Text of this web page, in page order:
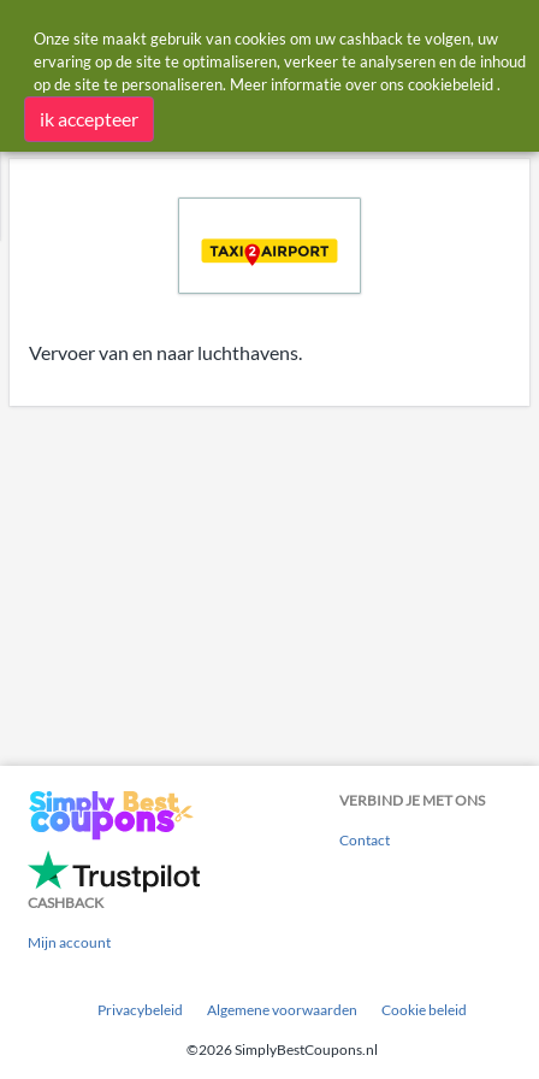
Startpagina Winkels Taxi2Airport
Taxi2Airport cashback
Vervoer van en naar luchthavens.
VERBIND JE MET ONS
Contact
CASHBACK
Mijn account
Privacybeleid Algemene voorwaarden Cookie beleid
©2026 SimplyBestCoupons.nl
Onze site maakt gebruik van cookies om uw cashback te volgen, uw
ervaring op de site te optimaliseren, verkeer te analyseren en de inhoud
op de site te personaliseren. Meer informatie over ons cookiebeleid.
ik accepteer